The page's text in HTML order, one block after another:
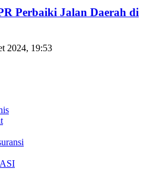
Perbaiki Jalan Daerah di
2024, 19:53